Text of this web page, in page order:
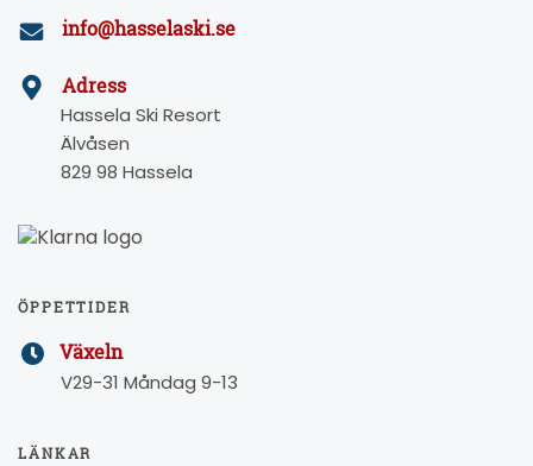
info@hasselaski.se
Adress
Hassela Ski Resort
Älvåsen
829 98 Hassela
ÖPPETTIDER
Växeln
V29-31 Måndag 9-13
LÄNKAR